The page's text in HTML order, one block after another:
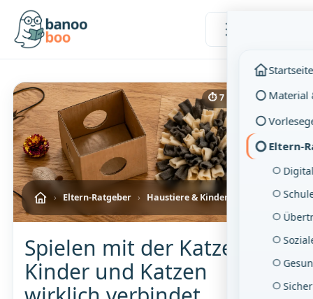
Startseite
Material
Eltern-
› Eltern-Ratgeber › Haustiere & Kinder
⏱ 7 Min. Lesezeit
Spielen mit der Katze: Was
Kinder und Katzen